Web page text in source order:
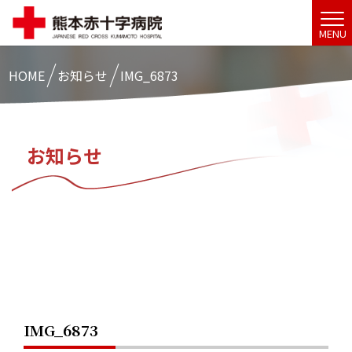
MENU
HOME お知らせ IMG_6873
お知らせ
IMG_6873